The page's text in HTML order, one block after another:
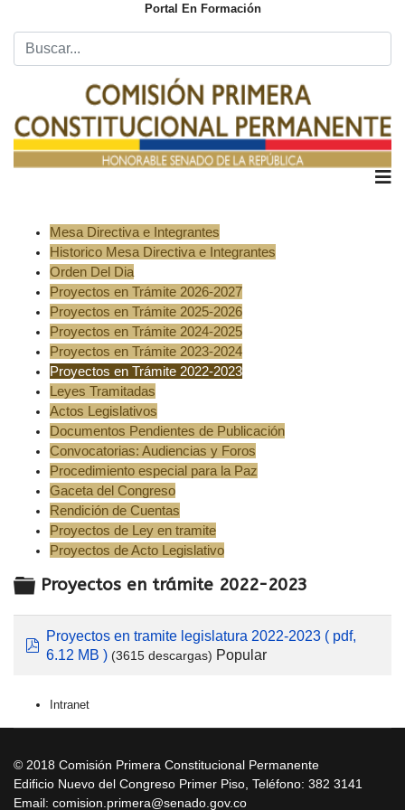
Portal En Formación
Mesa Directiva e Integrantes
Historico Mesa Directiva e Integrantes
Orden Del Dia
Proyectos en Trámite 2026-2027
Proyectos en Trámite 2025-2026
Proyectos en Trámite 2024-2025
Proyectos en Trámite 2023-2024
Proyectos en Trámite 2022-2023
Leyes Tramitadas
Actos Legislativos
Documentos Pendientes de Publicación
Convocatorias: Audiencias y Foros
Procedimiento especial para la Paz
Gaceta del Congreso
Rendición de Cuentas
Proyectos de Ley en tramite
Proyectos de Acto Legislativo
Carpeta
Proyectos en trámite 2022-2023
pdf
Proyectos en tramite legislatura 2022-2023 ( pdf,
6.12 MB ) (3615 descargas) Popular
Intranet
© 2018 Comisión Primera Constitucional Permanente
Edificio Nuevo del Congreso Primer Piso, Teléfono: 382 3141
Email: comision.primera@senado.gov.co